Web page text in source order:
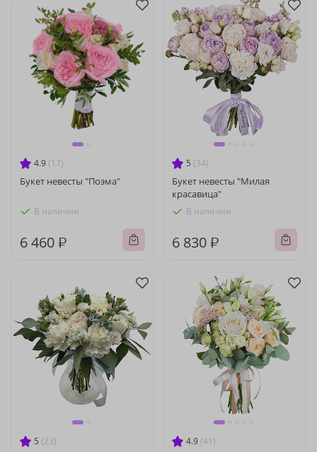
4.9 (17)
Букет невесты "Поэма"
В наличии
6 460 ₽
5 (34)
Букет невесты "Милая
красавица"
В наличии
6 830 ₽
5 (23) 4.9 (41)